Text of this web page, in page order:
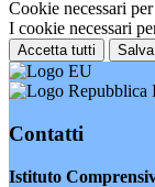
Cookie necessari
I cookie necessari
Accetta tutti
Contatti
Istituto